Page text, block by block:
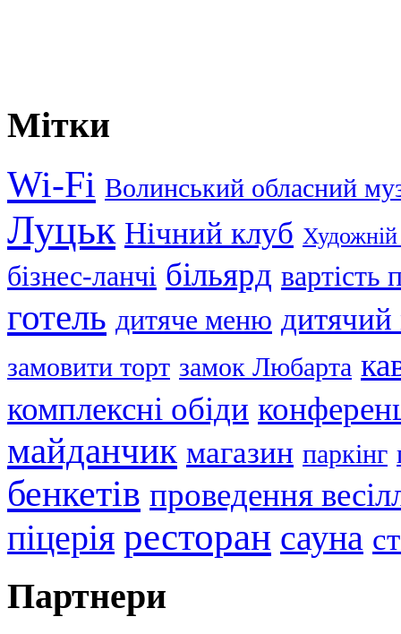
Мітки
Wi-Fi Волинський обласний
Луцьк Нічний клуб
бізнес-ланчі більярд вартість
готель дитяче меню
замовити торт замок Любарта
комплексні обіди
майданчик магазин паркінг
бенкетів проведення
піцерія ресторан сауна
Партнери